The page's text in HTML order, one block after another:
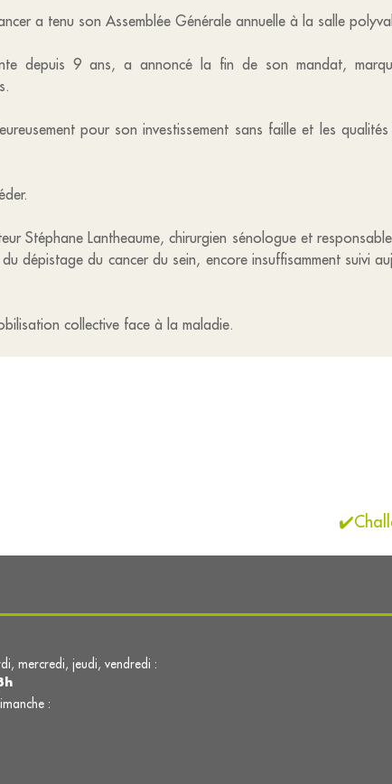
a tenu son Assemblée Générale annuelle à la salle
depuis 9 ans, a annoncé la fin de son mandat,
pour son investissement sans faille et les
Stéphane Lantheaume, chirurgien sénologue et
dépistage du cancer du sein, encore insuffisamment suivi
collective face à la maladie.
mercredi, jeudi, vendredi :
: